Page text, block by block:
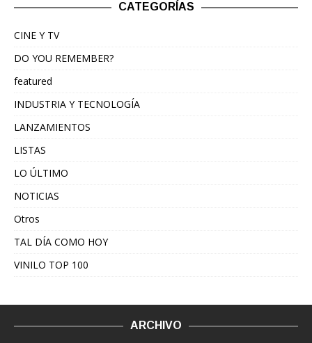
CATEGORÍAS
CINE Y TV
DO YOU REMEMBER?
featured
INDUSTRIA Y TECNOLOGÍA
LANZAMIENTOS
LISTAS
LO ÚLTIMO
NOTICIAS
Otros
TAL DÍA COMO HOY
VINILO TOP 100
ARCHIVO